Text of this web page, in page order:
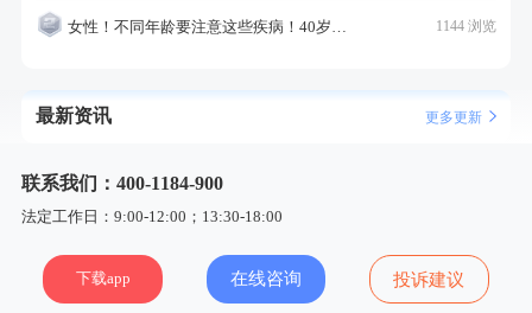
女性！不同年龄要注意这些疾病！40岁的这个疾病最需要注意！ 1144 浏览
最新资讯 更多更新
联系我们：400-1184-900
法定工作日：9:00-12:00；13:30-18:00
下载app 在线咨询 投诉建议